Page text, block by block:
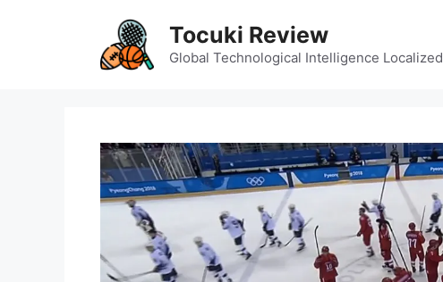
Tocuki Review
Global Technological Intelligence Localized